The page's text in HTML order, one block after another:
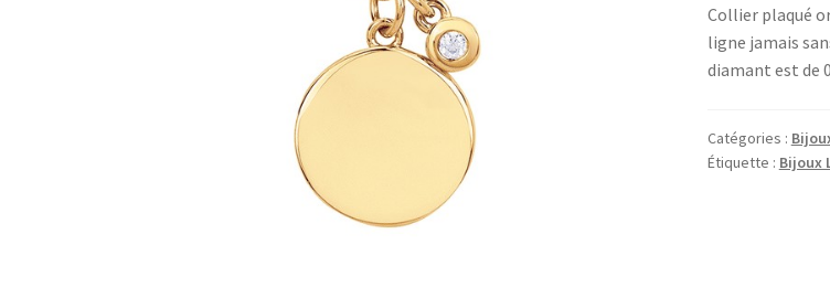
Collier plaqué
ligne jamais
diamant est de
Catégories :
Étiquette : Bijoux